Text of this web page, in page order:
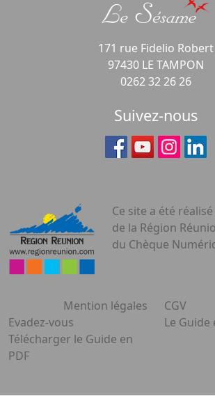
171 rue Fidelio Robert
97430 LE TAMPON
0262 32 26 26
Suivez-nous
Ce site a été
de la Région
du Chèque
Mention légales
CGV
Evadez-vous
Le Guide
Télécharger le Guide en
PDF